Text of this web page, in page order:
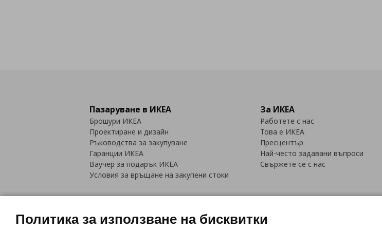
Пазаруване в ИКЕА
Брошури ИКЕА
Проектиране и дизайн
Ръководства за закупуване
Гаранции ИКЕА
Ваучер за подарък ИКЕА
Условия за връщане на закупени стоки
За ИКЕА
Работете с нас
Това е ИКЕА
Пресцентър
Най-често задавани въпроси
Свържете се с нас
Политика за използване на бисквитки